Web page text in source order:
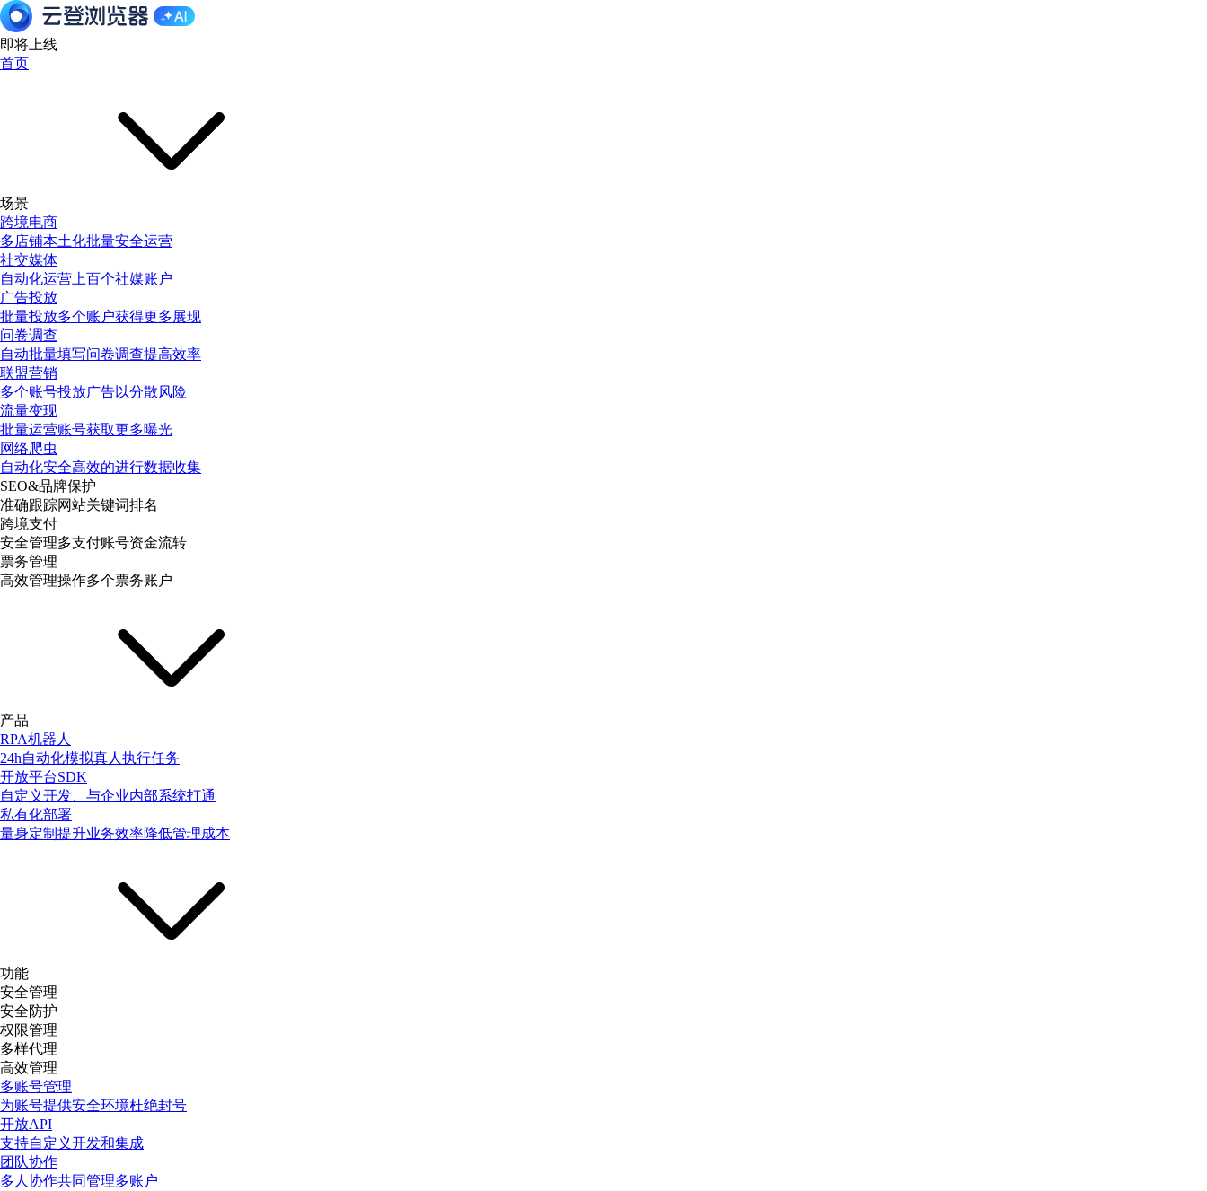
即将上线
首页
场景
跨境电商
多店铺本土化批量安全运营
社交媒体
自动化运营上百个社媒账户
广告投放
批量投放多个账户获得更多展现
问卷调查
自动批量填写问卷调查提高效率
联盟营销
多个账号投放广告以分散风险
流量变现
批量运营账号获取更多曝光
网络爬虫
自动化安全高效的进行数据收集
SEO&品牌保护
准确跟踪网站关键词排名
跨境支付
安全管理多支付账号资金流转
票务管理
高效管理操作多个票务账户
产品
RPA机器人
24h自动化模拟真人执行任务
开放平台SDK
自定义开发、与企业内部系统打通
私有化部署
量身定制提升业务效率降低管理成本
功能
安全管理
安全防护
权限管理
多样代理
高效管理
多账号管理
为账号提供安全环境杜绝封号
开放API
支持自定义开发和集成
团队协作
多人协作共同管理多账户